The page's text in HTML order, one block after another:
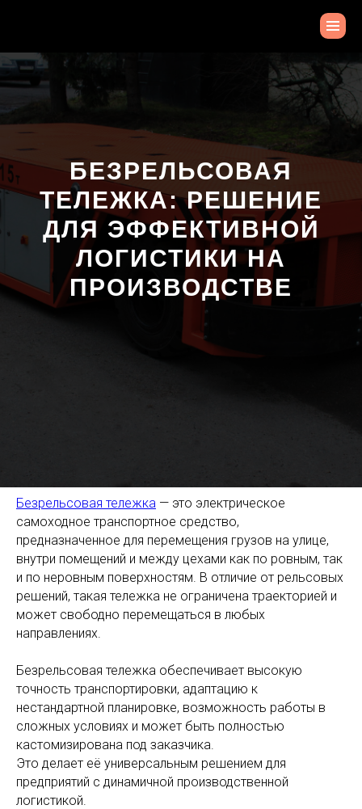
БЕЗРЕЛЬСОВАЯ
ТЕЛЕЖКА: РЕШЕНИЕ
ДЛЯ ЭФФЕКТИВНОЙ
ЛОГИСТИКИ НА
ПРОИЗВОДСТВЕ
Безрельсовая тележка — это электрическое
самоходное транспортное средство,
предназначенное для перемещения грузов на улице,
внутри помещений и между цехами как по ровным, так
и по неровным поверхностям. В отличие от рельсовых
решений, такая тележка не ограничена траекторией и
может свободно перемещаться в любых
направлениях.
Безрельсовая тележка обеспечивает высокую
точность транспортировки, адаптацию к
нестандартной планировке, возможность работы в
сложных условиях и может быть полностью
кастомизирована под заказчика.
Это делает её универсальным решением для
предприятий с динамичной производственной
логистикой.